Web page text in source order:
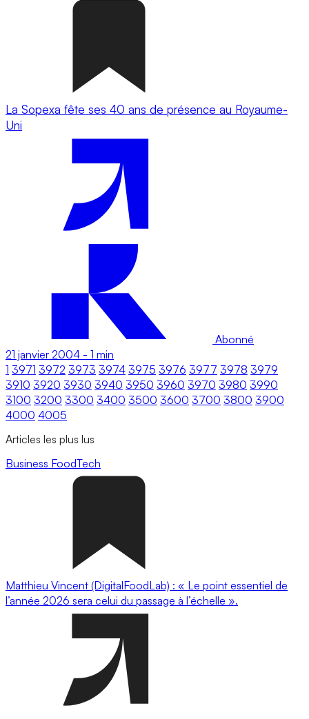
La Sopexa fête ses 40 ans de présence au Royaume-
Uni
Abonné
21 janvier 2004 - 1 min
1 3971 3972 3973 3974 3975 3976 3977 3978 3979
3910 3920 3930 3940 3950 3960 3970 3980 3990
3100 3200 3300 3400 3500 3600 3700 3800 3900
4000 4005
Articles les plus lus
Business FoodTech
Matthieu Vincent (DigitalFoodLab) : « Le point essentiel de
l’année 2026 sera celui du passage à l’échelle ».